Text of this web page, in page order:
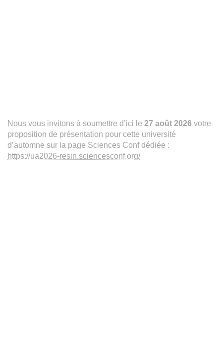
Nous vous invitons à soumettre d’ici le 27 août 2026 votre
proposition de présentation pour cette université
d’automne sur la page Sciences Conf dédiée :
https://ua2026-resin.sciencesconf.org/